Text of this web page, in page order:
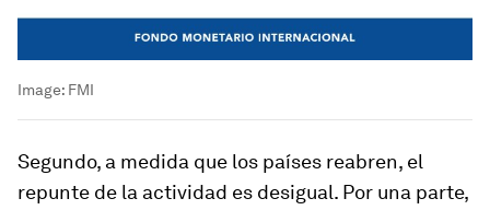
Image: FMI
Segundo, a medida que los países reabren, el
repunte de la actividad es desigual. Por una parte,